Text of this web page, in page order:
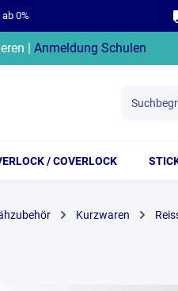
springen
0%
| Anmeldung Schulen
/ COVERLOCK
Kurzwaren